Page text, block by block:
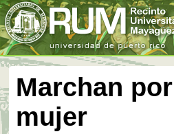
Marchan
mujer